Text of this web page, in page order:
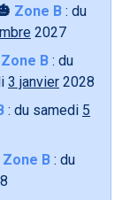
Zone B : du
2027
Zone B : du
3 janvier 2028
: du samedi 5
Zone B : du